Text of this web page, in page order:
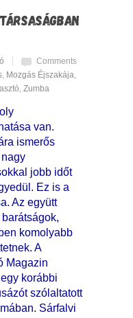
Comments
, Mozgás Éjszakája,
, Zumba
van.
ismerős
nagy
jobb időt
Ez is a
Az együtt
komolyabb
A
Magazin
korábbi
szólaltatott
Sárfalvi